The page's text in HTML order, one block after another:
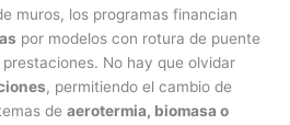
muros, los programas financian
por modelos con rotura de puente
No hay que olvidar
, permitiendo el cambio de
de aerotermia, biomasa o